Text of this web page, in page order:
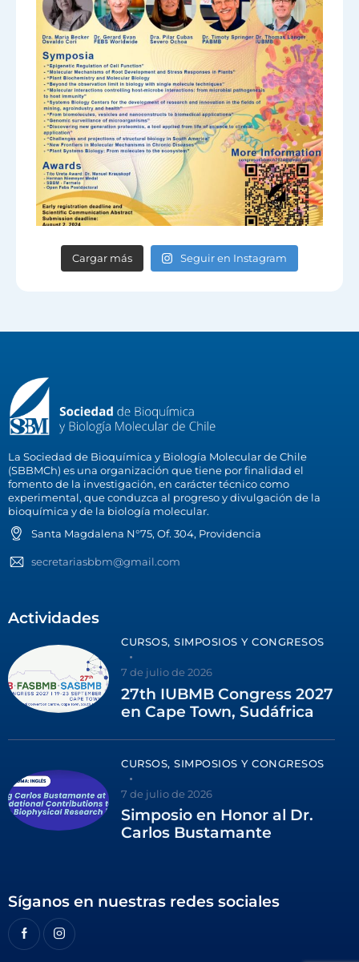
Cargar más Seguir en Instagram
La Sociedad de Bioquímica y Biología Molecular de Chile
(SBBMCh) es una organización que tiene por finalidad el
fomento de la investigación, en carácter técnico como
experimental, que conduzca al progreso y divulgación de la
bioquímica y de la biología molecular.
Santa Magdalena N°75, Of. 304, Providencia
secretariasbbm@gmail.com
Actividades
CURSOS, SIMPOSIOS Y CONGRESOS
7 de julio de 2026
27th IUBMB Congress 2027
en Cape Town, Sudáfrica
CURSOS, SIMPOSIOS Y CONGRESOS
7 de julio de 2026
Simposio en Honor al Dr.
Carlos Bustamante
Síganos en nuestras redes sociales